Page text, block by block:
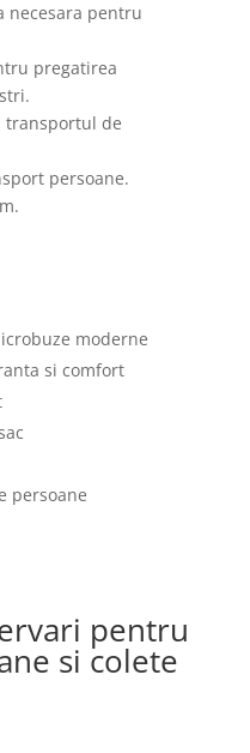
necesara pentru
pregatirea
transportul de
persoane.
moderne
si comfort
persoane
pentru
si colete